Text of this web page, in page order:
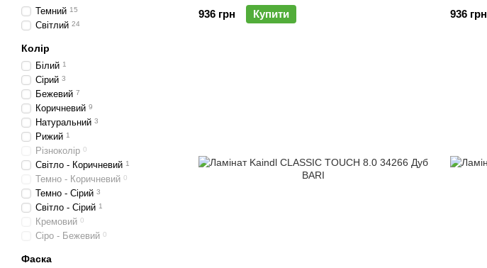
936 грн
Купити
936 грн
Темний 15
Cвітлий 24
Колір
Білий 1
Сірий 3
Бежевий 7
Коричневий 9
Натуральний 3
Рижий 1
Різноколір 0
Світло - Коричневий 1
Темно - Коричневий 0
Темно - Сірий 3
Світло - Сірий 1
Кремовий 0
Сіро - Бежевий 0
Фаска